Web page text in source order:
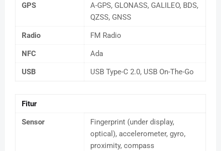
GPS
A-GPS, GLONASS, GALILEO, BDS,
QZSS, GNSS
Radio FM Radio
NFC Ada
USB USB Type-C 2.0, USB On-The-Go
Fitur
Sensor
Fingerprint (under display,
optical), accelerometer, gyro,
proximity, compass